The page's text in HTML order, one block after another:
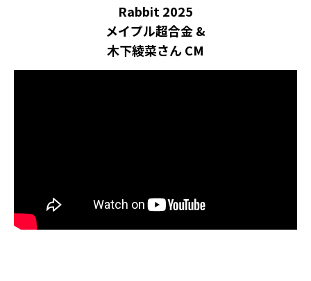
Rabbit 2025
メイプル超合金 &
木下綾菜さん CM